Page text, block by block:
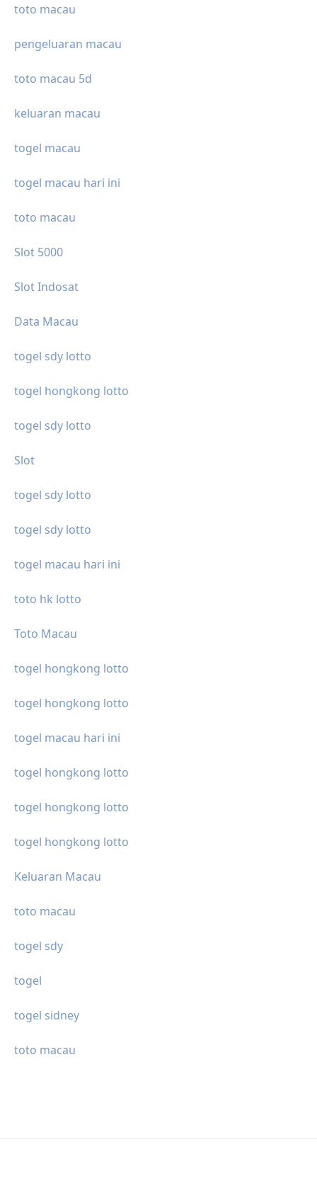
toto macau
pengeluaran macau
toto macau 5d
keluaran macau
togel macau
togel macau hari ini
toto macau
Slot 5000
Slot Indosat
Data Macau
togel sdy lotto
togel hongkong lotto
togel sdy lotto
Slot
togel sdy lotto
togel sdy lotto
togel macau hari ini
toto hk lotto
Toto Macau
togel hongkong lotto
togel hongkong lotto
togel macau hari ini
togel hongkong lotto
togel hongkong lotto
togel hongkong lotto
Keluaran Macau
toto macau
togel sdy
togel
togel sidney
toto macau